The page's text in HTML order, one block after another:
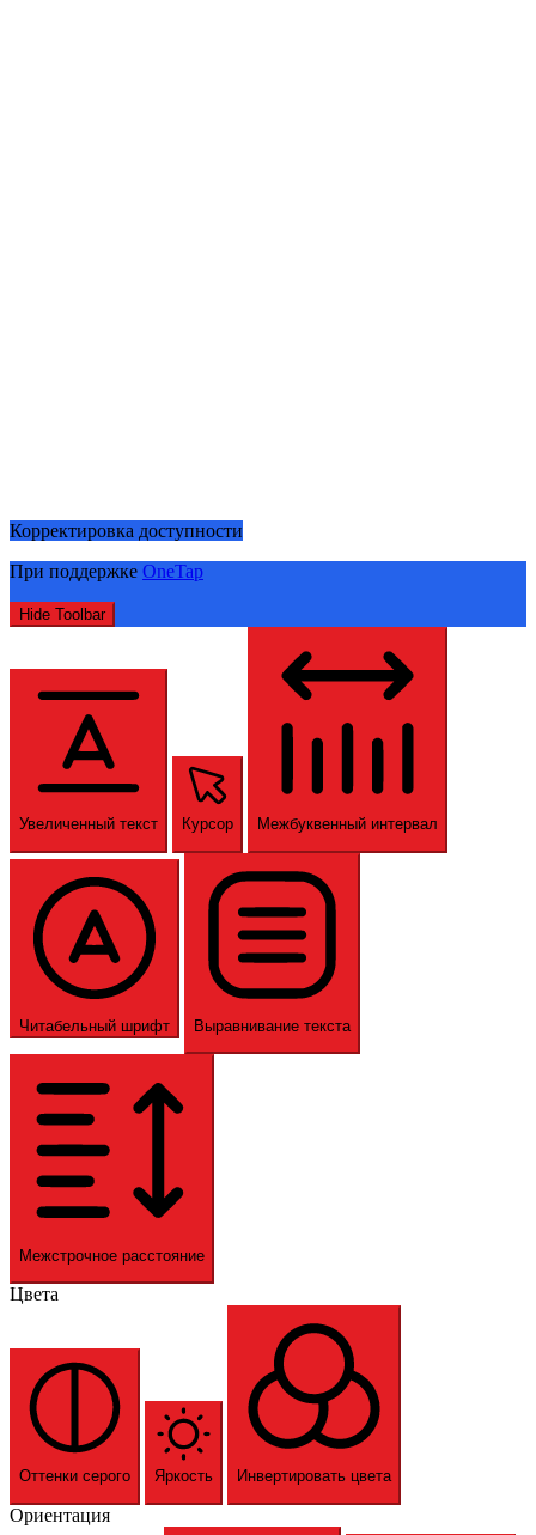
Корректировка доступности
При поддержке OneTap
Hide Toolbar
Увеличенный текст Курсор Межбуквенный интервал
Читабельный шрифт Выравнивание текста
Межстрочное расстояние
Цвета
Оттенки серого Яркость Инвертировать цвета
Ориентация